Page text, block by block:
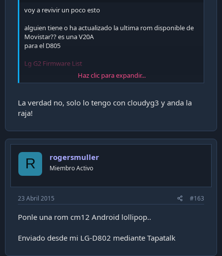
voy a revivir un poco esto
alguien tiene o ha actualizado la ultima rom disponible de
Movistar?? es una V20A
para el D805
Lg G2 Firmware List
saludos
Haz clic para expandir...
La verdad no, solo lo tengo con cloudyg3 y anda la
raja!
R rogersmuller
Miembro Activo
23 Abril 2015 #163
Ponle una rom cm12 Android lollipop..
Enviado desde mi LG-D802 mediante Tapatalk